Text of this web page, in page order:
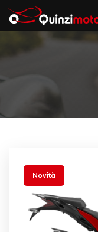
Novità